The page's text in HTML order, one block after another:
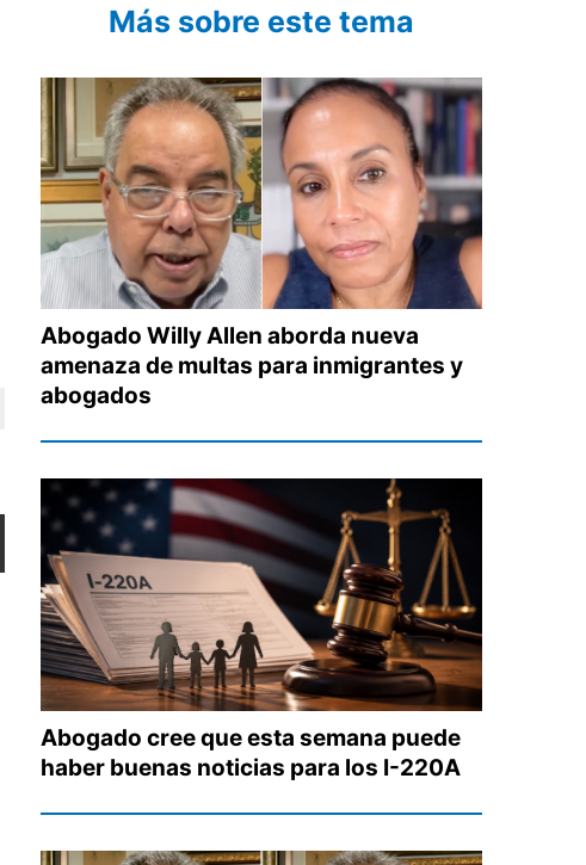
Más sobre este tema
Abogado Willy Allen aborda nueva
amenaza de multas para inmigrantes y
abogados
Abogado cree que esta semana puede
haber buenas noticias para los I-220A